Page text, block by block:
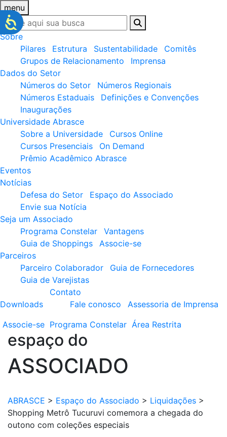
menu
Sobre
Pilares
Estrutura Sustentabilidade
Comitês
Grupos de Relacionamento
Imprensa
Dados do Setor
Números do Setor
Números Regionais
Números Estaduais
Definições e Convenções
Inaugurações
Universidade Abrasce
Sobre a Universidade
Cursos Online
Cursos Presenciais
On Demand
Prêmio Acadêmico Abrasce
Eventos
Notícias
Defesa do Setor
Espaço do Associado
Envie sua Notícia
Seja um Associado
Programa Constelar
Vantagens
Guia de Shoppings
Associe-se
Parceiros
Parceiro Colaborador
Guia de Fornecedores
Guia de Varejistas
Downloads
Contato
Fale conosco
Assessoria de Imprensa
Associe-se Programa Constelar Área Restrita
espaço do
ASSOCIADO
ABRASCE > Espaço do Associado > Liquidações >
Shopping Metrô Tucuruvi comemora a chegada do
outono com coleções especiais